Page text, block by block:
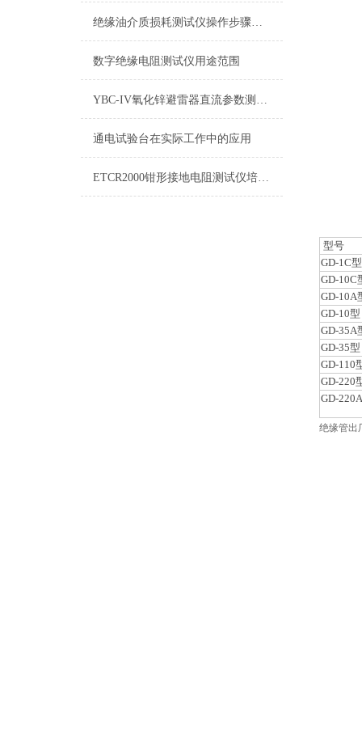
绝缘油介质损耗测试仪操作步骤方法
数字绝缘电阻测试仪用途范围
YBC-IV氧化锌避雷器直流参数测试仪讲解
通电试验台在实际工作中的应用
ETCR2000钳形接地电阻测试仪培训讲解
型号
GD-1C型
GD-10C
GD-10A
GD-10型
GD-35A
GD-35型
GD-110
GD-220
GD-
绝缘管出